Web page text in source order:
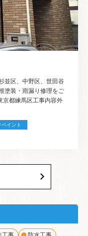
並区、中野区、世田谷
塗装・雨漏り修理をご
京都練馬区工事内容外
ペイント